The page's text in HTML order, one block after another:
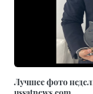
Лучшее фото